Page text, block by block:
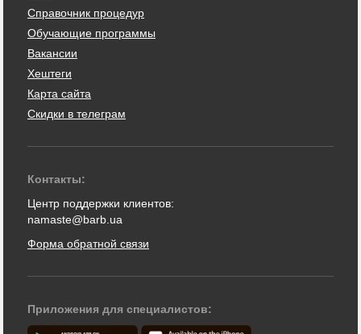
Справочник процедур
Обучающие программы
Вакансии
Хештеги
Карта сайта
Скидки в телеграм
Контакты:
Центр поддержки клиентов:
namaste@barb.ua
Форма обратной связи
Приложения для специалистов: